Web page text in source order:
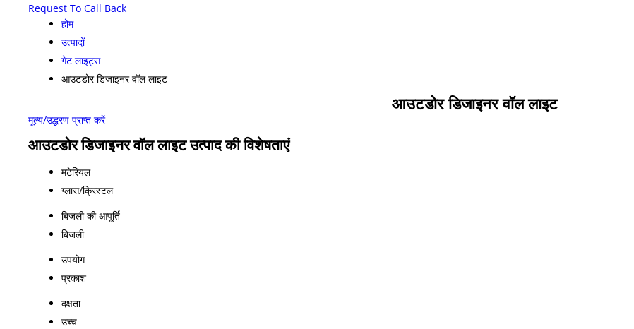
Request To Call Back
होम
उत्पादों
गेट लाइट्स
आउटडोर डिजाइनर वॉल लाइट
आउटडोर डिजाइनर वॉल लाइट
मूल्य/उद्धरण प्राप्त करें
आउटडोर डिजाइनर वॉल लाइट उत्पाद की विशेषताएं
मटेरियल
ग्लास/क्रिस्टल
बिजली की आपूर्ति
बिजली
उपयोग
प्रकाश
दक्षता
उच्च